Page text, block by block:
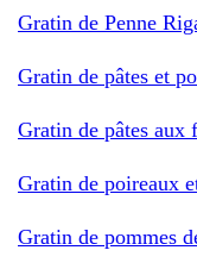
Gratin de Penne
Gratin de pâtes et
Gratin de pâtes aux
Gratin de poireaux
Gratin de pommes